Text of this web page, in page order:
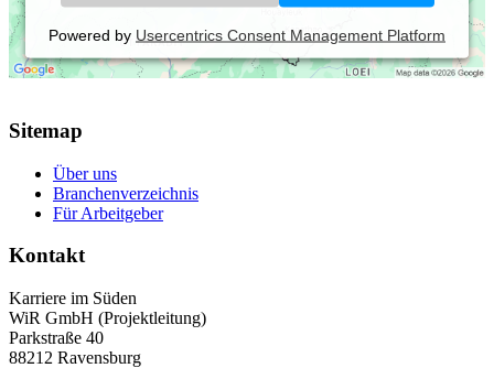
Powered by Usercentrics Consent Management Platform
Sitemap
Über uns
Branchenverzeichnis
Für Arbeitgeber
Kontakt
Karriere im Süden
WiR GmbH (Projektleitung)
Parkstraße 40
88212 Ravensburg